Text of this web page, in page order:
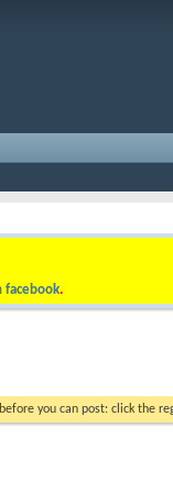
facebook.
before you can post: click the